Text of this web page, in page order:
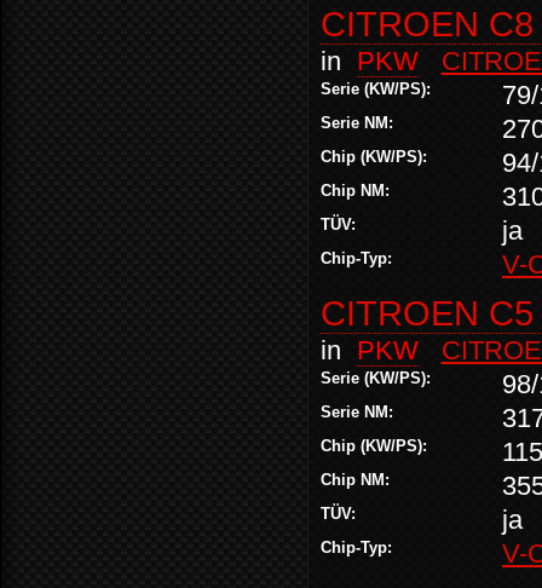
CITROEN
in PKW
Serie (KW/PS):
Serie NM:
Chip (KW/PS):
Chip NM:
TÜV: ja
Chip-Typ: V-
CITROEN
in PKW
Serie (KW/PS):
Serie NM:
Chip (KW/PS):
Chip NM:
TÜV: ja
Chip-Typ: V-